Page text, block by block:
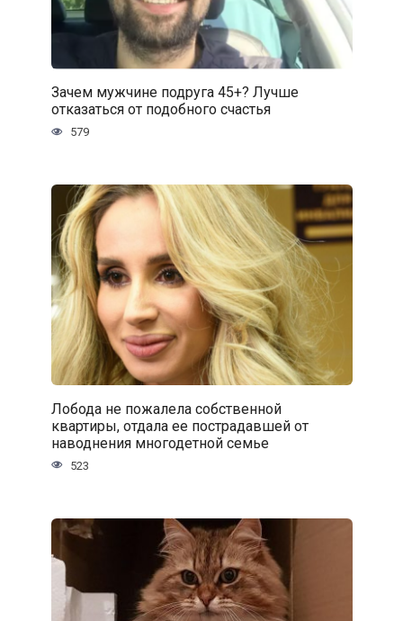
Зачем мужчине подруга 45+? Лучше
отказаться от подобного счастья
579
Лобода не пожалела собственной
квартиры, отдала ее пострадавшей от
наводнения многодетной семье
523